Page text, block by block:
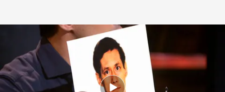
El violador vampiro .cuatro.com
Cuarto Milenio
09 MAR 2026 - 00:00h.